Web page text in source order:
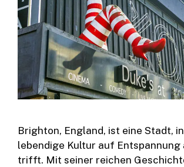
Brighton, England, ist eine Stadt,
lebendige Kultur auf Entspannung
trifft. Mit seiner reichen